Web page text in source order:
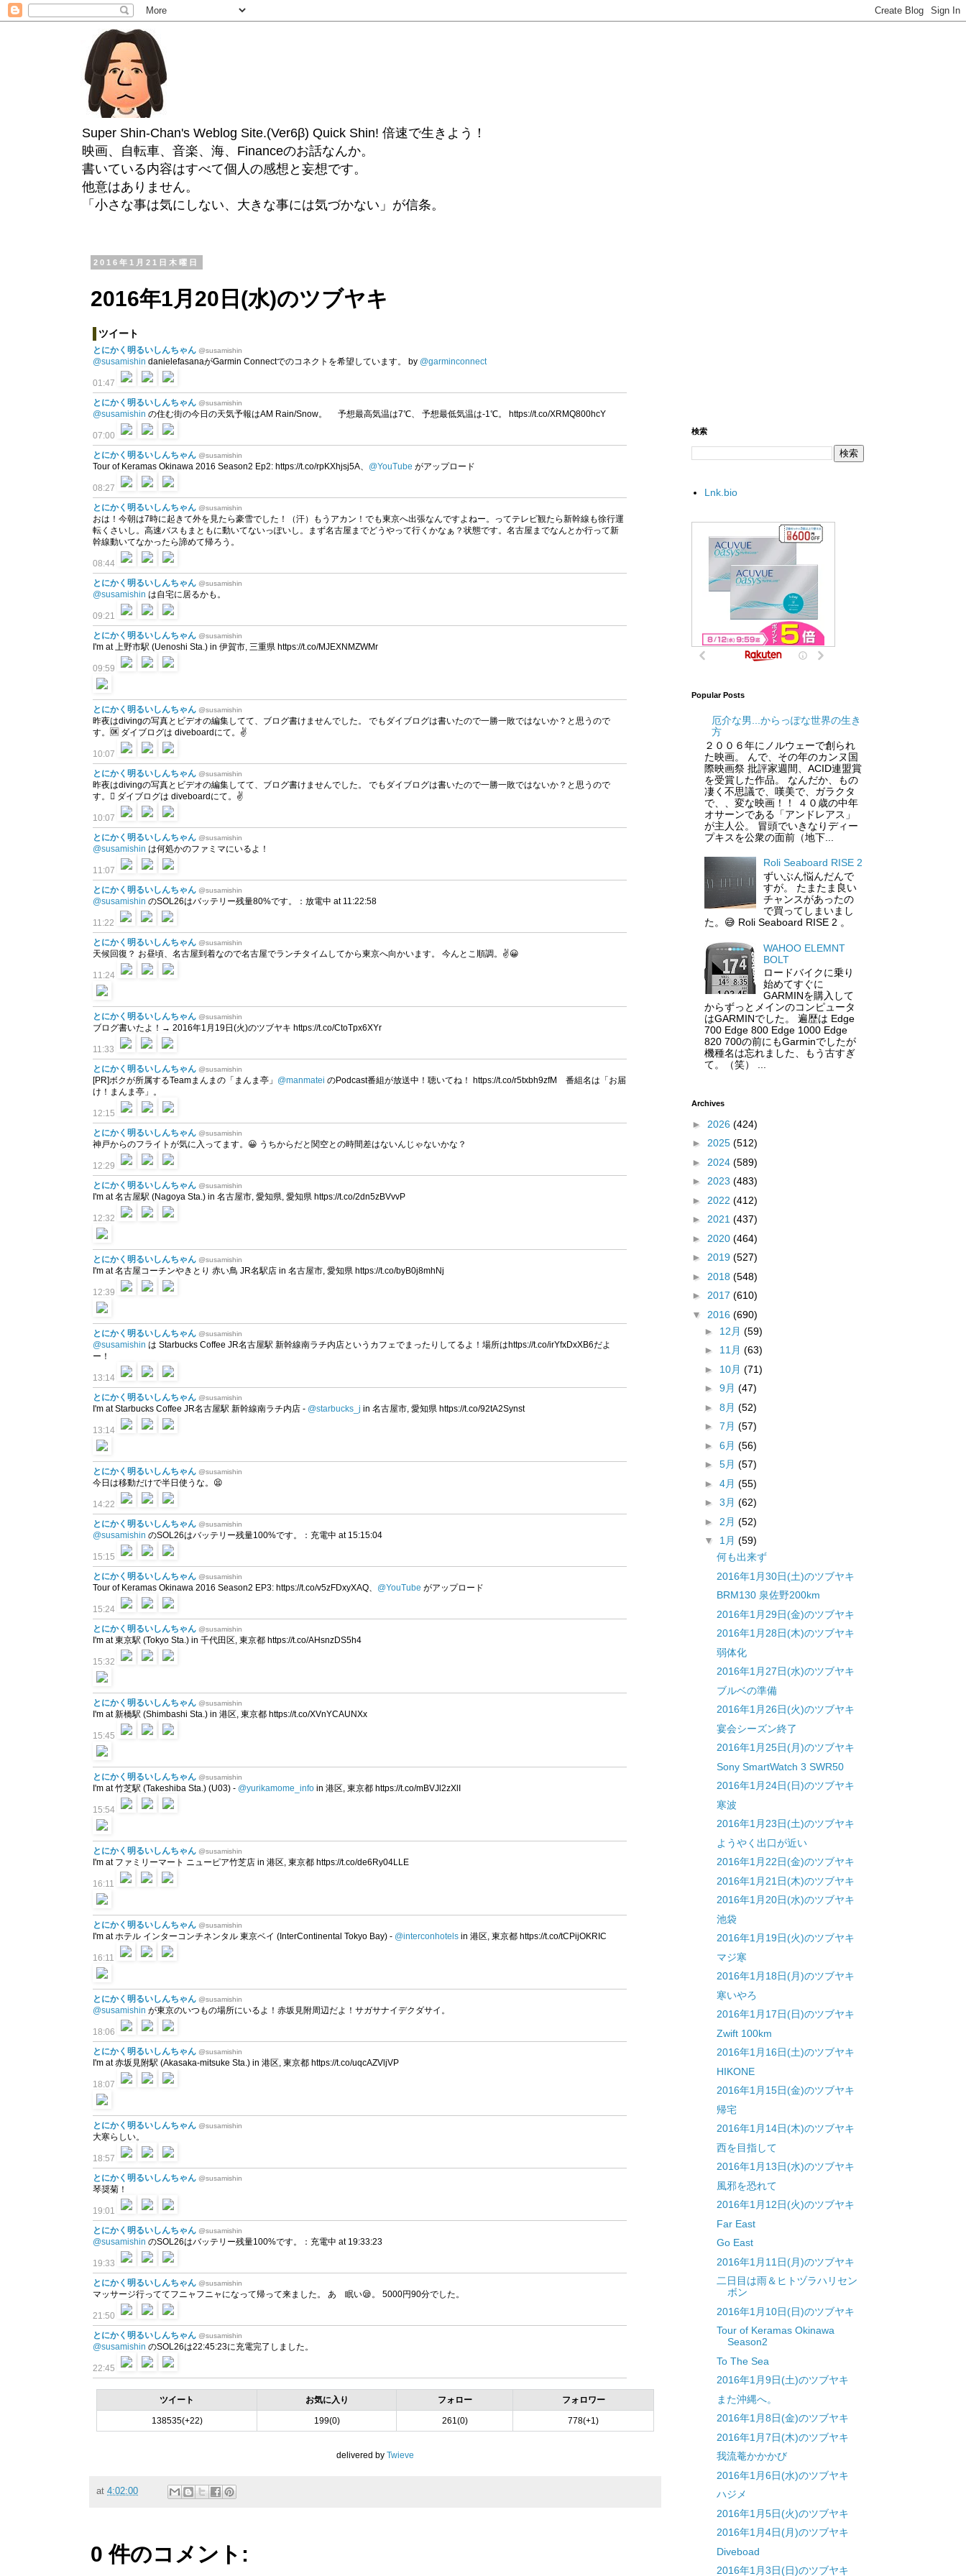
Super Shin-Chan's Weblog Site.(Ver6β) Quick Shin! 倍速で生きよう！
映画、自転車、音楽、海、Financeのお話なんか。
書いている内容はすべて個人の感想と妄想です。
他意はありません。
「小さな事は気にしない、大きな事には気づかない」が信条。
2016年1月21日木曜日
2016年1月20日(水)のツブヤキ
ツイート
とにかく明るいしんちゃん @susamishin
@susamishin danielefasanaがGarmin Connectでのコネクトを希望しています。 by @garminconnect
01:47
とにかく明るいしんちゃん @susamishin
@susamishin の住む街の今日の天気予報はAM Rain/Snow。 予想最高気温は7℃、 予想最低気温は-1℃。 https://t.co/XRMQ800hcY
07:00
とにかく明るいしんちゃん @susamishin
Tour of Keramas Okinawa 2016 Season2 Ep2: https://t.co/rpKXhjsj5A、 @YouTube がアップロード
08:27
とにかく明るいしんちゃん @susamishin
おは！今朝は7時に起きて外を見たら豪雪でした！（汗）もうアカン！でも東京へ出張なんですよねー。ってテレビ観たら新幹線も徐行運
転くさいし。高速バスもまともに動いてないっぽいし。まず名古屋までどうやって行くかなぁ？状態です。名古屋までなんとか行って新
幹線動いてなかったら諦めて帰ろう。
08:44
とにかく明るいしんちゃん @susamishin
@susamishin は自宅に居るかも。
09:21
とにかく明るいしんちゃん @susamishin
I'm at 上野市駅 (Uenoshi Sta.) in 伊賀市, 三重県 https://t.co/MJEXNMZWMr
09:59
とにかく明るいしんちゃん @susamishin
昨夜はdivingの写真とビデオの編集してて、ブログ書けませんでした。 でもダイブログは書いたので一勝一敗ではないか？と思うので
す。🆗 ダイブログは diveboardにて。✌
10:07
とにかく明るいしんちゃん @susamishin
昨夜はdivingの写真とビデオの編集してて、ブログ書けませんでした。 でもダイブログは書いたので一勝一敗ではないか？と思うので
す。󾬧 ダイブログは diveboardにて。✌
10:07
とにかく明るいしんちゃん @susamishin
@susamishin は何処かのファミマにいるよ！
11:07
とにかく明るいしんちゃん @susamishin
@susamishin のSOL26はバッテリー残量80%です。：放電中 at 11:22:58
11:22
とにかく明るいしんちゃん @susamishin
天候回復？ お昼頃、名古屋到着なので名古屋でランチタイムしてから東京へ向かいます。 今んとこ順調。✌😀
11:24
とにかく明るいしんちゃん @susamishin
ブログ書いたよ！→ 2016年1月19日(火)のツブヤキ https://t.co/CtoTpx6XYr
11:33
とにかく明るいしんちゃん @susamishin
[PR]ボクが所属するTeamまんまの「まんま亭」 @manmatei のPodcast番組が放送中！聴いてね！ https://t.co/r5txbh9zfM 番組名は「お届
け！まんま亭」。
12:15
とにかく明るいしんちゃん @susamishin
神戸からのフライトが気に入ってます。😀 うちからだと関空との時間差はないんじゃないかな？
12:29
とにかく明るいしんちゃん @susamishin
I'm at 名古屋駅 (Nagoya Sta.) in 名古屋市, 愛知県, 愛知県 https://t.co/2dn5zBVvvP
12:32
とにかく明るいしんちゃん @susamishin
I'm at 名古屋コーチンやきとり 赤い鳥 JR名駅店 in 名古屋市, 愛知県 https://t.co/byB0j8mhNj
12:39
とにかく明るいしんちゃん @susamishin
@susamishin は Starbucks Coffee JR名古屋駅 新幹線南ラチ内店というカフェでまったりしてるよ！場所はhttps://t.co/irYfxDxXB6だよ
ー！
13:14
とにかく明るいしんちゃん @susamishin
I'm at Starbucks Coffee JR名古屋駅 新幹線南ラチ内店 - @starbucks_j in 名古屋市, 愛知県 https://t.co/92tA2Synst
13:14
とにかく明るいしんちゃん @susamishin
今日は移動だけで半日使うな。😫
14:22
とにかく明るいしんちゃん @susamishin
@susamishin のSOL26はバッテリー残量100%です。：充電中 at 15:15:04
15:15
とにかく明るいしんちゃん @susamishin
Tour of Keramas Okinawa 2016 Season2 EP3: https://t.co/v5zFDxyXAQ、 @YouTube がアップロード
15:24
とにかく明るいしんちゃん @susamishin
I'm at 東京駅 (Tokyo Sta.) in 千代田区, 東京都 https://t.co/AHsnzDS5h4
15:32
とにかく明るいしんちゃん @susamishin
I'm at 新橋駅 (Shimbashi Sta.) in 港区, 東京都 https://t.co/XVnYCAUNXx
15:45
とにかく明るいしんちゃん @susamishin
I'm at 竹芝駅 (Takeshiba Sta.) (U03) - @yurikamome_info in 港区, 東京都 https://t.co/mBVJl2zXlI
15:54
とにかく明るいしんちゃん @susamishin
I'm at ファミリーマート ニューピア竹芝店 in 港区, 東京都 https://t.co/de6Ry04LLE
16:11
とにかく明るいしんちゃん @susamishin
I'm at ホテル インターコンチネンタル 東京ベイ (InterContinental Tokyo Bay) - @interconhotels in 港区, 東京都 https://t.co/tCPijOKRIC
16:11
とにかく明るいしんちゃん @susamishin
@susamishin が東京のいつもの場所にいるよ！赤坂見附周辺だよ！サガサナイデクダサイ。
18:06
とにかく明るいしんちゃん @susamishin
I'm at 赤坂見附駅 (Akasaka-mitsuke Sta.) in 港区, 東京都 https://t.co/uqcAZVljVP
18:07
とにかく明るいしんちゃん @susamishin
大寒らしい。
18:57
とにかく明るいしんちゃん @susamishin
琴奨菊！
19:01
とにかく明るいしんちゃん @susamishin
@susamishin のSOL26はバッテリー残量100%です。：充電中 at 19:33:23
19:33
とにかく明るいしんちゃん @susamishin
マッサージ行っててフニャフニャになって帰って来ました。 あゝ眠い😪。 5000円90分でした。
21:50
とにかく明るいしんちゃん @susamishin
@susamishin のSOL26は22:45:23に充電完了しました。
22:45
ツイート お気に入り フォロー フォロワー
138535(+22) 199(0) 261(0) 778(+1)
delivered by Twieve
at 4:02:00
0 件のコメント:
検索
Lnk.bio
Popular Posts
厄介な男...からっぽな世界の生き
方
２００６年にノルウェーで創られ
た映画。 んで、その年のカンヌ国
際映画祭 批評家週間、ACID連盟賞
を受賞した作品。 なんだか、もの
凄く不思議で、嘆美で、ガラクタ
で、、変な映画！！ ４０歳の中年
オサーンである「アンドレアス」
が主人公。 冒頭でいきなりディー
プキスを公衆の面前（地下...
Roli Seaboard RISE 2
ずいぶん悩んだんで
すが。 たまたま良い
チャンスがあったの
で買ってしまいまし
た。😅 Roli Seaboard RISE 2 。
WAHOO ELEMNT
BOLT
ロードバイクに乗り
始めてすぐに
GARMINを購入して
からずっとメインのコンピュータ
はGARMINでした。 遍歴は Edge
700 Edge 800 Edge 1000 Edge
820 700の前にもGarminでしたが
機種名は忘れました、もう古すぎ
て。（笑） ...
Archives
► 2026 (424)
► 2025 (512)
► 2024 (589)
► 2023 (483)
► 2022 (412)
► 2021 (437)
► 2020 (464)
► 2019 (527)
► 2018 (548)
► 2017 (610)
▼ 2016 (690)
► 12月 (59)
► 11月 (63)
► 10月 (71)
► 9月 (47)
► 8月 (52)
► 7月 (57)
► 6月 (56)
► 5月 (57)
► 4月 (55)
► 3月 (62)
► 2月 (52)
▼ 1月 (59)
何も出来ず
2016年1月30日(土)のツブヤキ
BRM130 泉佐野200km
2016年1月29日(金)のツブヤキ
2016年1月28日(木)のツブヤキ
弱体化
2016年1月27日(水)のツブヤキ
ブルベの準備
2016年1月26日(火)のツブヤキ
宴会シーズン終了
2016年1月25日(月)のツブヤキ
Sony SmartWatch 3 SWR50
2016年1月24日(日)のツブヤキ
寒波
2016年1月23日(土)のツブヤキ
ようやく出口が近い
2016年1月22日(金)のツブヤキ
2016年1月21日(木)のツブヤキ
2016年1月20日(水)のツブヤキ
池袋
2016年1月19日(火)のツブヤキ
マジ寒
2016年1月18日(月)のツブヤキ
寒いやろ
2016年1月17日(日)のツブヤキ
Zwift 100km
2016年1月16日(土)のツブヤキ
HIKONE
2016年1月15日(金)のツブヤキ
帰宅
2016年1月14日(木)のツブヤキ
西を目指して
2016年1月13日(水)のツブヤキ
風邪を恐れて
2016年1月12日(火)のツブヤキ
Far East
Go East
2016年1月11日(月)のツブヤキ
二日目は雨＆ヒトヅラハリセン
ボン
2016年1月10日(日)のツブヤキ
Tour of Keramas Okinawa
Season2
To The Sea
2016年1月9日(土)のツブヤキ
また沖縄へ。
2016年1月8日(金)のツブヤキ
2016年1月7日(木)のツブヤキ
我流菴かかかび
2016年1月6日(水)のツブヤキ
ハジメ
2016年1月5日(火)のツブヤキ
2016年1月4日(月)のツブヤキ
Diveboad
2016年1月3日(日)のツブヤキ